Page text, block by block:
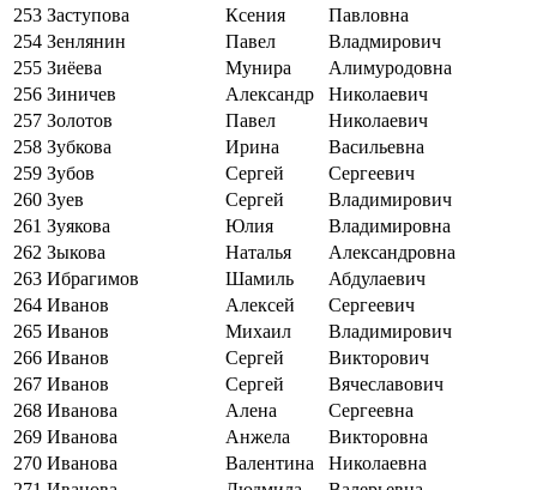
253 Заступова Ксения
Павловна
254 Зенлянин Павел
Владмирович
255 Зиёева Мунира
Алимуродовна
256 Зиничев Александр
Николаевич
257 Золотов Павел
Николаевич
258 Зубкова Ирина
Васильевна
259 Зубов Сергей
Сергеевич
260 Зуев Сергей
Владимирович
261 Зуякова Юлия
Владимировна
262 Зыкова Наталья
Александровна
263 Ибрагимов Шамиль
Абдулаевич
264 Иванов Алексей
Сергеевич
265 Иванов Михаил
Владимирович
266 Иванов Сергей
Викторович
267 Иванов Сергей
Вячеславович
268 Иванова Алена
Сергеевна
269 Иванова Анжела
Викторовна
270 Иванова Валентина
Николаевна